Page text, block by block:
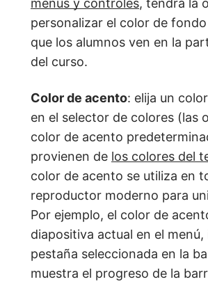
menús y controles, tendrá la
personalizar el color de
que los alumnos ven en la
del curso.
Color de acento: elija un
en el selector de colores (las
color de acento
provienen de los colores del
color de acento se utiliza en
reproductor moderno para
Por ejemplo, el color de
diapositiva actual en el
pestaña seleccionada en la
muestra el progreso de la